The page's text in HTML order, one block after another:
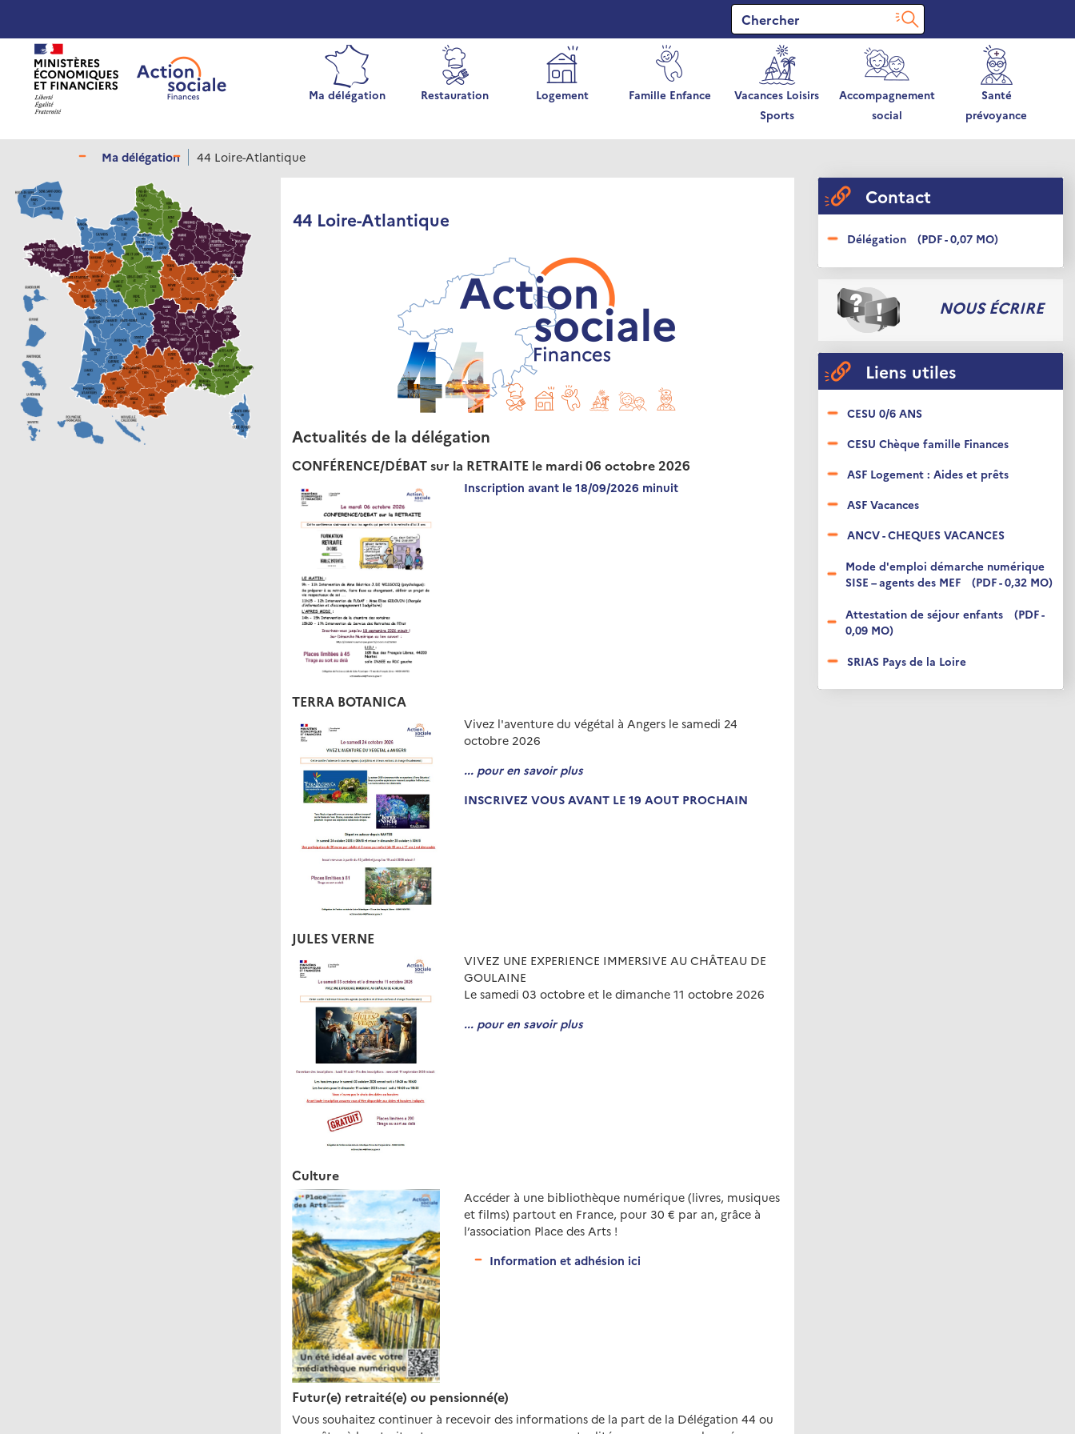
Ma délégation Restauration Logement Famille Enfance
Vacances Loisirs
Sports
Accompagnement
social
Santé
prévoyance
Ma délégation 44 Loire-Atlantique
44 Loire-Atlantique
Actualités de la délégation
CONFÉRENCE/DÉBAT sur la RETRAITE le mardi 06 octobre 2026
Inscription avant le 18/09/2026 minuit
TERRA BOTANICA
Vivez l'aventure du végétal à Angers le samedi 24
octobre 2026
... pour en savoir plus
INSCRIVEZ VOUS AVANT LE 19 AOUT PROCHAIN
JULES VERNE
VIVEZ UNE EXPERIENCE IMMERSIVE AU CHÂTEAU DE
GOULAINE
Le samedi 03 octobre et le dimanche 11 octobre 2026
... pour en savoir plus
Culture
Accéder à une bibliothèque numérique (livres, musiques
et films) partout en France, pour 30 € par an, grâce à
l’association Place des Arts !
Information et adhésion ici
Futur(e) retraité(e) ou pensionné(e)
Vous souhaitez continuer à recevoir des informations de la part de la Délégation 44 ou
Contact
Délégation (PDF - 0,07 MO)
NOUS ÉCRIRE
Liens utiles
CESU 0/6 ANS
CESU Chèque famille Finances
ASF Logement : Aides et prêts
ASF Vacances
ANCV - CHEQUES VACANCES
Mode d'emploi démarche numérique
SISE – agents des MEF
(PDF - 0,32 MO)
Attestation de séjour enfants
(PDF -
0,09 MO)
SRIAS Pays de la Loire